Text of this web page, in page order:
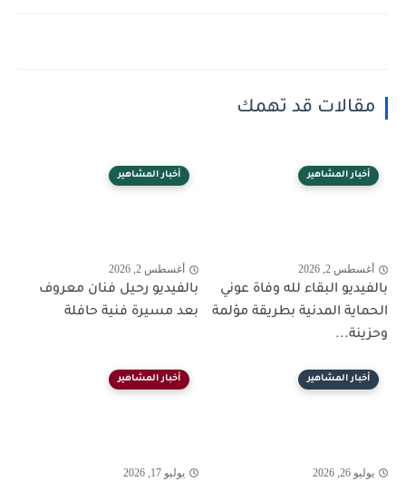
مقالات قد تهمك
أخبار المشاهير
أغسطس 2, 2026
بالفيديو البقاء لله وفاة عوني
الحماية المدنية بطريقة مؤلمة
وحزينة...
أخبار المشاهير
أغسطس 2, 2026
بالفيديو رحيل فنان معروف
بعد مسيرة فنية حافلة
أخبار المشاهير
يوليو 26, 2026
أخبار المشاهير
يوليو 17, 2026